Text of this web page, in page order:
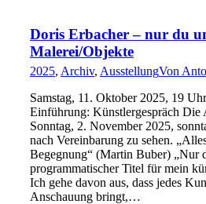
Doris Erbacher – nur du
Malerei/Objekte
2025, Archiv, AusstellungVon
Samstag, 11. Oktober 2025, 19
Einführung: Künstlergespräch Die
Sonntag, 2. November 2025,
nach Vereinbarung zu sehen.
Begegnung“ (Martin Buber) „Nur
programmatischer Titel für mein
Ich gehe davon aus, dass jedes
Anschauung bringt,…